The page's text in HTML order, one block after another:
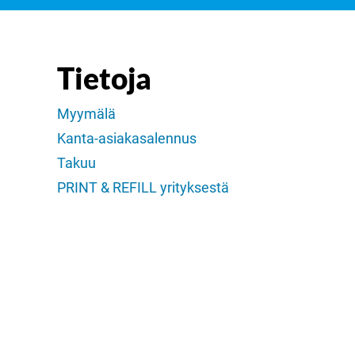
Tietoja
Myymälä
Kanta-asiakasalennus
Takuu
PRINT & REFILL yrityksestä